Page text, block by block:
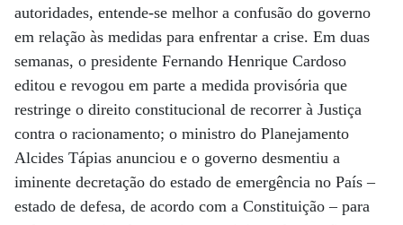
autoridades, entende-se melhor a confusão do governo
em relação às medidas para enfrentar a crise. Em duas
semanas, o presidente Fernando Henrique Cardoso
editou e revogou em parte a medida provisória que
restringe o direito constitucional de recorrer à Justiça
contra o racionamento; o ministro do Planejamento
Alcides Tápias anunciou e o governo desmentiu a
iminente decretação do estado de emergência no País –
estado de defesa, de acordo com a Constituição – para